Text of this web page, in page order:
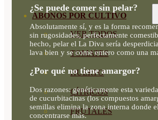
ABONOS POR CULTIVO
VER TODOS
TOMATES
HUERTO
CÍTRICOS
FRUTALES
¿Se puede comer sin pelar?
Absolutamente sí, y es la forma
sin rugosidades, perfectamente
hecho, pelar el La Diva sería
lava bien y se come entero como una
¿Por qué no tiene amargor?
Dos razones: genéticamente esta
de cucurbitacinas (los compuestos
semillas elimina la zona interna donde
concentrarse más.